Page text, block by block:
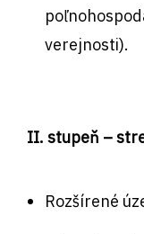
verejnosti).
II. stupeň –
Rozšírené